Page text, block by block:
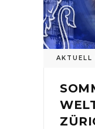
AKTUELL